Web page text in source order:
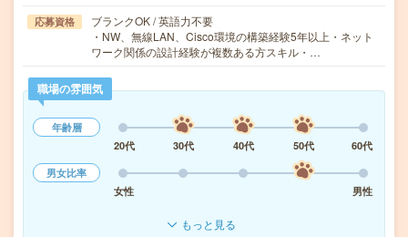
応募資格
ブランクOK / 英語力不要
・NW、無線LAN、Cisco環境の構築経験5年以上・ネット
ワーク関係の設計経験が複数ある方スキル・…
職場の雰囲気
年齢層
20代
30代 40代 50代
60代
男女比率
女性
男性
もっと見る